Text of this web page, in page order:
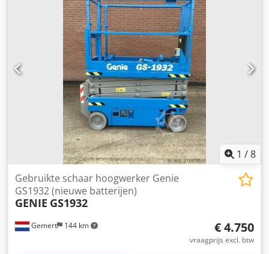
1 /8
Gemert 144 km
Gebruikte schaar hoogwerker Genie
GS1932 (nieuwe batterijen)
GENIE GS1932
€ 4.750
vraagprijs excl. btw